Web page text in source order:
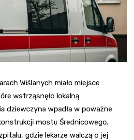
Wiślanych miało miejsce
wstrząsnęło lokalną
dziewczyna wpadła w poważne
mostu Średnicowego.
gdzie lekarze walczą o jej